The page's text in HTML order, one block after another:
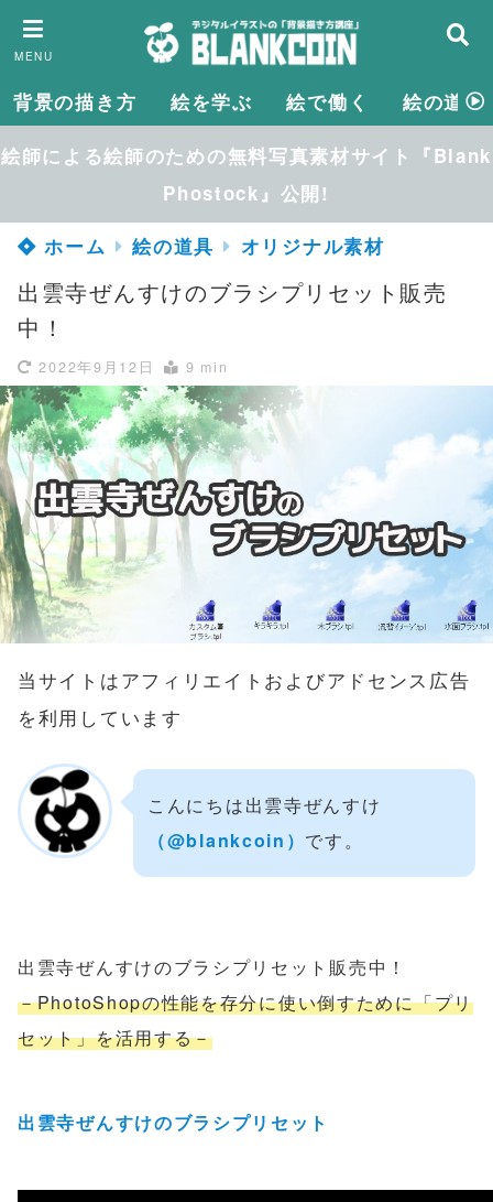
MENU
背景の描き方 絵を学ぶ 絵で働く 絵の道具
絵師による絵師のための無料写真素材サイト『Blank
Phostock』公開!
ホーム
絵の道具 オリジナル素材
出雲寺ぜんすけのブラシプリセット販売
中！
2022年9月12日 9 min
当サイトはアフィリエイトおよびアドセンス広告
を利用しています
こんにちは出雲寺ぜんすけ
（‎@blankcoin） です。
出雲寺ぜんすけのブラシプリセット販売中！
－PhotoShopの性能を存分に使い倒すために「プリ
セット」を活用する－
出雲寺ぜんすけのブラシプリセット